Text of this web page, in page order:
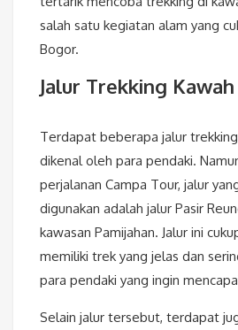
salah satu kegiatan alam yang
Bogor.
Jalur Trekking
Terdapat beberapa jalur
dikenal oleh para pendaki.
perjalanan Campa Tour, jalur
digunakan adalah jalur Pasir
kawasan Pamijahan. Jalur ini
memiliki trek yang jelas dan
para pendaki yang ingin
Selain jalur tersebut, terdapat